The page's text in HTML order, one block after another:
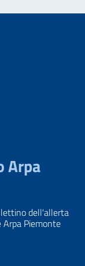
Arpa
dell'allerta
Piemonte